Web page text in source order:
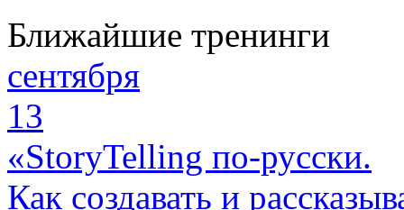
Ближайшие тренинги
сентября
13
«StoryTelling по-русски.
Как создавать и